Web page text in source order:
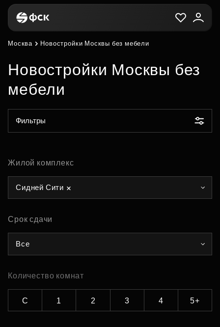
Москва Новостройки Москвы без мебели
Новостройки Москвы без
мебели
Фильтры
Жилой комплекс
Сидней Сити
Срок сдачи
Все
Количество комнат
С 1 2 3 4 5+